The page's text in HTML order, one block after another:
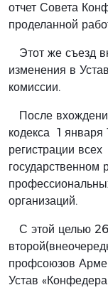
отчет Совета
проделанной
Этот же съезд
изменения в
комиссии.
После
кодекса 1 января
регистрации
государственном
организаций.
С этой целью
профсоюзов
Устав